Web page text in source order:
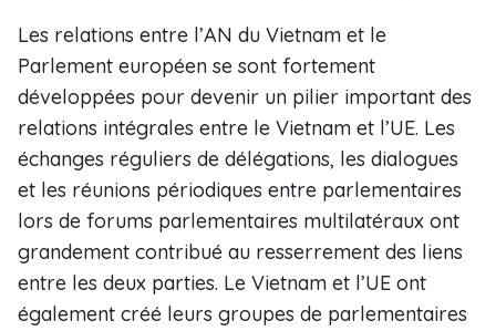
Les relations entre l’AN du Vietnam et le
Parlement européen se sont fortement
développées pour devenir un pilier important des
relations intégrales entre le Vietnam et l’UE. Les
échanges réguliers de délégations, les dialogues
et les réunions périodiques entre parlementaires
lors de forums parlementaires multilatéraux ont
grandement contribué au resserrement des liens
entre les deux parties. Le Vietnam et l’UE ont
également créé leurs groupes de parlementaires